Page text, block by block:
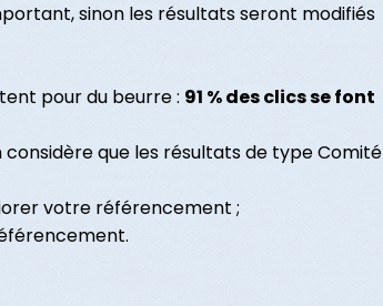
sinon les résultats seront modifiés
pour du beurre : 91 % des clics se font
que les résultats de type Comité
votre référencement ;